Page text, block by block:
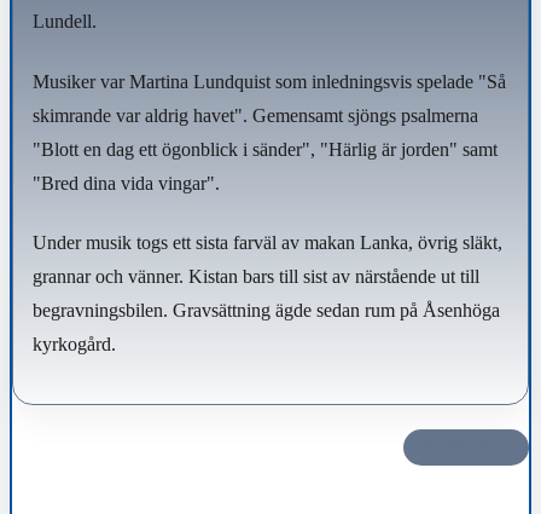
Lundell.
Musiker var Martina Lundquist som inledningsvis spelade "Så
skimrande var aldrig havet". Gemensamt sjöngs psalmerna
"Blott en dag ett ögonblick i sänder", "Härlig är jorden" samt
"Bred dina vida vingar".
Under musik togs ett sista farväl av makan Lanka, övrig släkt,
grannar och vänner. Kistan bars till sist av närstående ut till
begravningsbilen. Gravsättning ägde sedan rum på Åsenhöga
kyrkogård.